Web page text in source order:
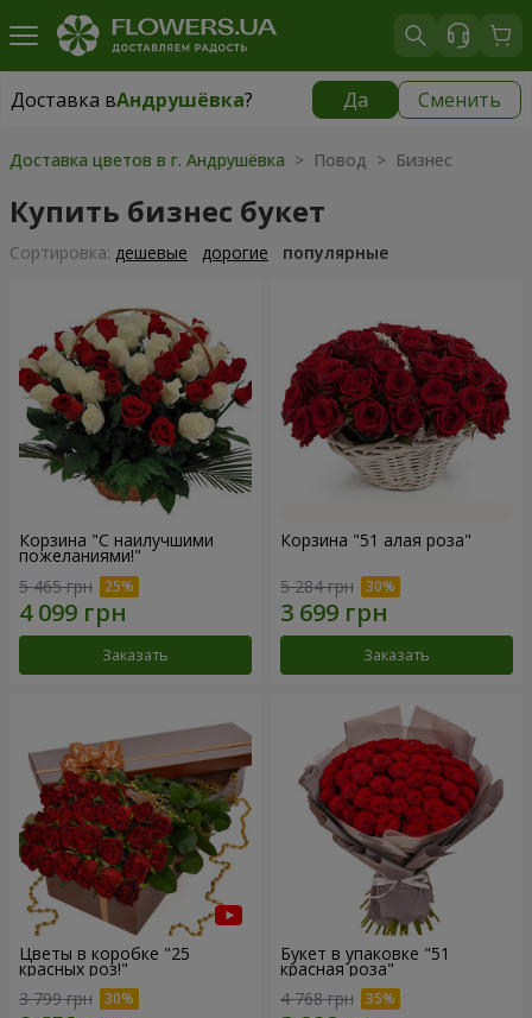
Доставка вАндрушёвка? Да Сменить
Доставка вАндрушёвка|
Доставка цветов в г. Андрушёвка > Повод > Бизнес
Купить бизнес букет
Cортировка: дешевые дорогие популярные
Корзина "С наилучшими
пожеланиями!"
5 465 грн
Заказать
Корзина "51 алая роза"
5 284 грн
Заказать
Цветы в коробке "25
красных роз!"
3 799 грн
Букет в упаковке "51
красная роза"
4 768 грн